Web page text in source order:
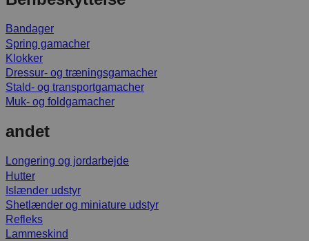
Bandager
Spring gamacher
Klokker
Dressur- og træningsgamacher
Stald- og transportgamacher
Muk- og foldgamacher
andet
Longering og jordarbejde
Hutter
Islænder udstyr
Shetlænder og miniature udstyr
Refleks
Lammeskind